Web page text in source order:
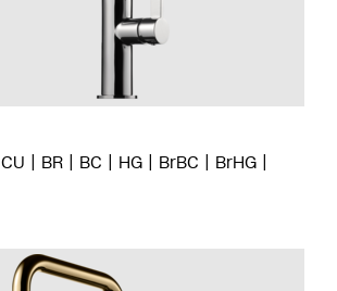
CU BR BC HG BrBC
BrHG